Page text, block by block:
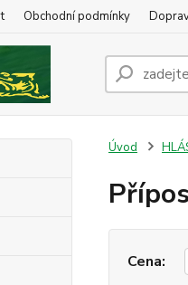
Obchodní podmínky
Úvod
Cena: